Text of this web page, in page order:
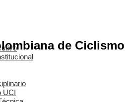
de Ciclismo
UCI